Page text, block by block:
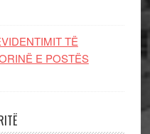
TË
E POSTËS